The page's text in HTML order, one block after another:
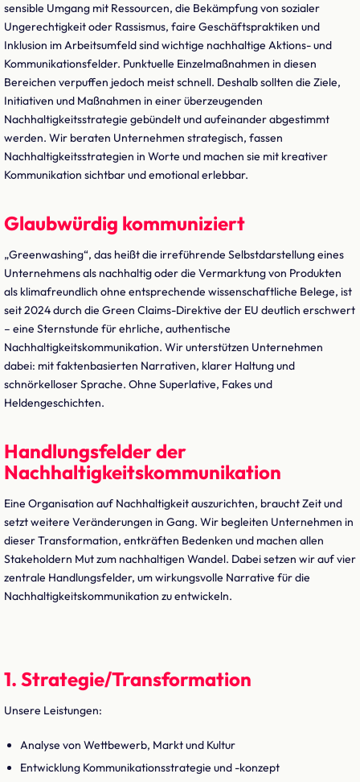
sensible Umgang mit Ressourcen, die Bekämpfung von sozialer
Ungerechtigkeit oder Rassismus, faire Geschäftspraktiken und
Inklusion im Arbeitsumfeld sind wichtige nachhaltige Aktions- und
Kommunikationsfelder. Punktuelle Einzelmaßnahmen in diesen
Bereichen verpuffen jedoch meist schnell. Deshalb sollten die Ziele,
Initiativen und Maßnahmen in einer überzeugenden
Nachhaltigkeitsstrategie gebündelt und aufeinander abgestimmt
werden. Wir beraten Unternehmen strategisch, fassen
Nachhaltigkeitsstrategien in Worte und machen sie mit kreativer
Kommunikation sichtbar und emotional erlebbar.
Glaubwürdig kommuniziert
„Greenwashing“, das heißt die irreführende Selbstdarstellung eines
Unternehmens als nachhaltig oder die Vermarktung von Produkten
als klimafreundlich ohne entsprechende wissenschaftliche Belege, ist
seit 2024 durch die Green Claims-Direktive der EU deutlich erschwert
– eine Sternstunde für ehrliche, authentische
Nachhaltigkeitskommunikation. Wir unterstützen Unternehmen
dabei: mit faktenbasierten Narrativen, klarer Haltung und
schnörkelloser Sprache. Ohne Superlative, Fakes und
Heldengeschichten.
Handlungsfelder der
Nachhaltigkeitskommunikation
Eine Organisation auf Nachhaltigkeit auszurichten, braucht Zeit und
setzt weitere Veränderungen in Gang. Wir begleiten Unternehmen in
dieser Transformation, entkräften Bedenken und machen allen
Stakeholdern Mut zum nachhaltigen Wandel. Dabei setzen wir auf vier
zentrale Handlungsfelder, um wirkungsvolle Narrative für die
Nachhaltigkeitskommunikation zu entwickeln.
1. Strategie/Transformation
Unsere Leistungen:
Analyse von Wettbewerb, Markt und Kultur
Entwicklung Kommunikationsstrategie und -konzept